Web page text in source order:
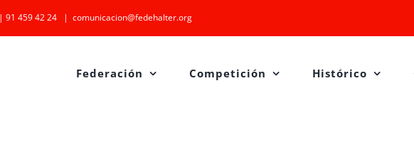
91 459 42 24 | comunicacion@fedehalter.org
Federación Competición Histórico